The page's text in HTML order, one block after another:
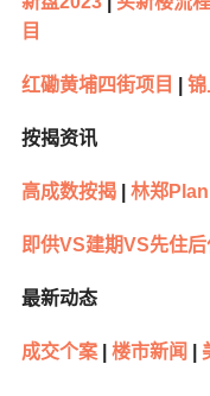
目
红磡黄埔四街项目 锦
按揭资讯
高成数按揭| 林郑
即供VS建期VS先住后
最新动态
成交个案| 楼市新闻